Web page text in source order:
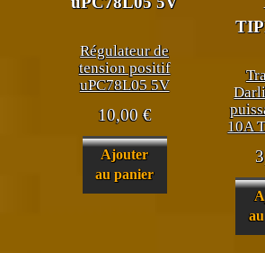
Régulateur de
tension positif
uPC78L05 5V
10,00€
Ajouter
au panier
10A